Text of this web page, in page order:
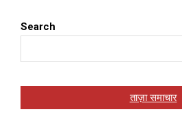
Search
ताज़ा समाचार